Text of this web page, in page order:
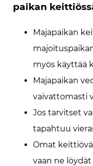
paikan
Majapaikan
myös käyttää
Majapaikan
vaivattomasti
Jos tarvitset
tapahtuu
Omat
vaan ne